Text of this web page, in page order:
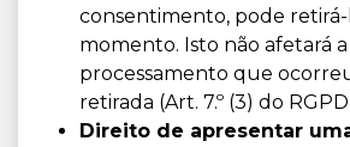
consentimento, pode
momento. Isto não afetará
processamento que
retirada (Art. 7.º (3) do
Direito de apresentar